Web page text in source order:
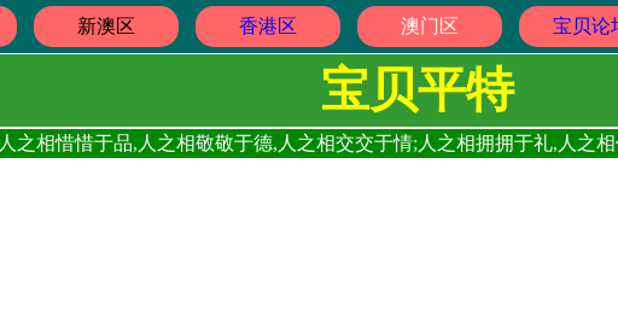
新澳区 香港区 澳门区 宝贝论
宝贝平特
人之相惜惜于品,人之相敬敬于德,人之相交交于情;人之相拥拥于礼,人之